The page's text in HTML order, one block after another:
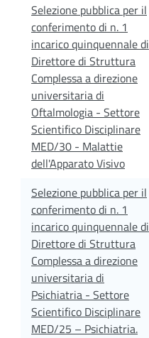
Selezione pubblica per il
conferimento di n. 1
incarico quinquennale di
Direttore di Struttura
Complessa a direzione
universitaria di
Oftalmologia - Settore
Scientifico Disciplinare
MED/30 - Malattie
dell'Apparato Visivo
Selezione pubblica per il
conferimento di n. 1
incarico quinquennale di
Direttore di Struttura
Complessa a direzione
universitaria di
Psichiatria - Settore
Scientifico Disciplinare
MED/25 – Psichiatria.